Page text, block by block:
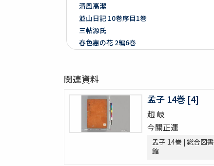
清風高潔
並山日記 10巻序目1巻
三帖源氏
春色惠の花 2編6巻
春色梅兒與美 4編12巻
春色梅美婦祢 5編15巻
竒品家雅見 3巻附録1巻
好色一代女 6巻
新うす雪物語 5巻
関連資料
孟子 14巻 [4]
趙 岐
今關正運
孟子 14巻 | 総合図書
館